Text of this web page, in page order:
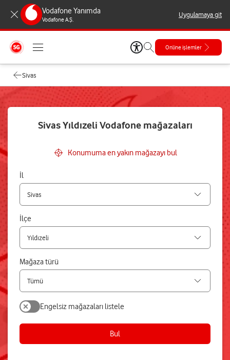
Vodafone Yanımda
Vodafone A.Ş.
Uygulamaya git
Online işlemler
Sivas
Sivas Yıldızeli Vodafone mağazaları
Konumuma en yakın mağazayı bul
İl
İlçe
Mağaza türü
Bul
Engelsiz mağazaları listele